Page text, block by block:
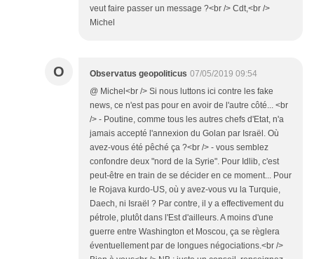
veut faire passer un message ?<br /> Cdt,<br />
Michel
O Observatus geopoliticus 07/05/2019 09:54
@ Michel<br /> Si nous luttons ici contre les fake
news, ce n'est pas pour en avoir de l'autre côté... <br
/> - Poutine, comme tous les autres chefs d'Etat, n'a
jamais accepté l'annexion du Golan par Israël. Où
avez-vous été pêché ça ?<br /> - vous semblez
confondre deux "nord de la Syrie". Pour Idlib, c'est
peut-être en train de se décider en ce moment... Pour
le Rojava kurdo-US, où y avez-vous vu la Turquie,
Daech, ni Israël ? Par contre, il y a effectivement du
pétrole, plutôt dans l'Est d'ailleurs. A moins d'une
guerre entre Washington et Moscou, ça se règlera
éventuellement par de longues négociations.<br />